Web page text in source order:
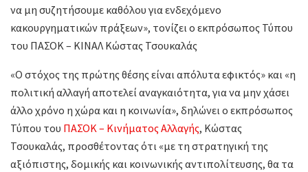
να μη συζητήσουμε καθόλου για ενδεχόμενο
κακουργηματικών πράξεων», τονίζει ο εκπρόσωπος Τύπου
του ΠΑΣΟΚ – ΚΙΝΑΛ Κώστας Τσουκαλάς
«Ο στόχος της πρώτης θέσης είναι απόλυτα εφικτός» και «η
πολιτική αλλαγή αποτελεί αναγκαιότητα, για να μην χάσει
άλλο χρόνο η χώρα και η κοινωνία», δηλώνει ο εκπρόσωπος
Τύπου του ΠΑΣΟΚ – Κινήματος Αλλαγής, Κώστας
Τσουκαλάς, προσθέτοντας ότι «με τη στρατηγική της
αξιόπιστης, δομικής και κοινωνικής αντιπολίτευσης, θα τα